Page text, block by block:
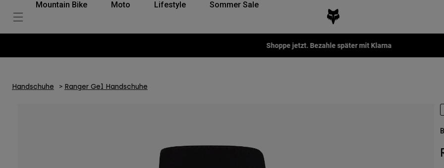
Mountain Bike Moto Lifestyle Sommer Sale
Fox LAB Capsule Collection -Jetzt kaufen
Handschuhe Ranger Gel Handschuhe